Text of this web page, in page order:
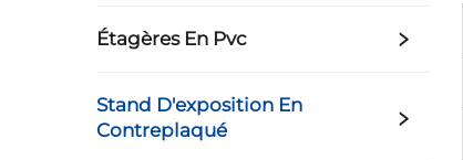
Étagères En Pvc
Stand D'exposition En
Contreplaqué